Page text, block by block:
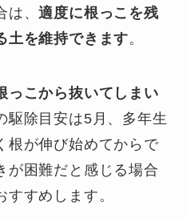
は、適度に根っこを残
土を維持できます。
っこから抜いてしまい
駆除目安は5月、多年生
根が伸び始めてからで
が困難だと感じる場合
すめします。